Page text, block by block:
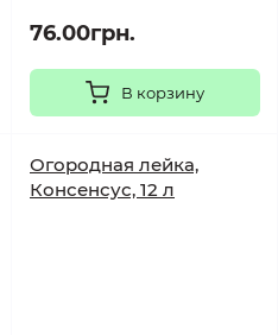
76.00грн.
В корзину
Огородная лейка,
Консенсус, 12 л